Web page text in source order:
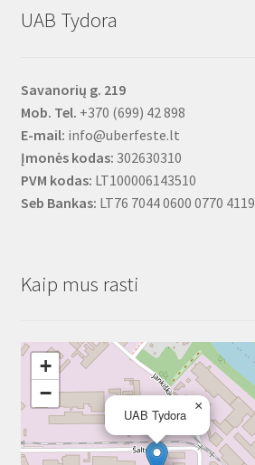
UAB Tydora
Savanorių g. 219
Mob. Tel. +370 (699) 42 898
E-mail: info@uberfeste.lt
Įmonės kodas: 302630310
PVM kodas: LT100006143510
Seb Bankas: LT76 7044 0600 0770 4119
Kaip mus rasti
UAB Tydora
×
+
−